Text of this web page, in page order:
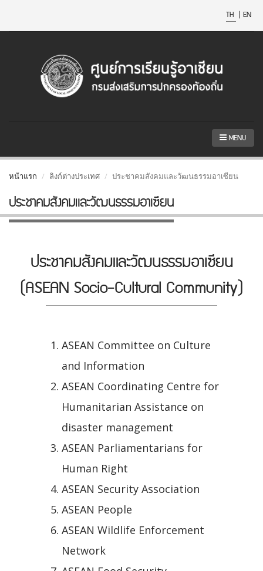
TH | EN
MENU
หน้าแรก ลิงก์ต่างประเทศ ประชาคมสังคมและวัฒนธรรมอาเซียน
ประชาคมสังคมและวัฒนธรรมอาเซียน
ประชาคมสังคมและวัฒนธรรมอาเซียน
(ASEAN Socio-Cultural Community)
ASEAN Committee on Culture
and Information
ASEAN Coordinating Centre for
Humanitarian Assistance on
disaster management
ASEAN Parliamentarians for
Human Right
ASEAN Security Association
ASEAN People
ASEAN Wildlife Enforcement
Network